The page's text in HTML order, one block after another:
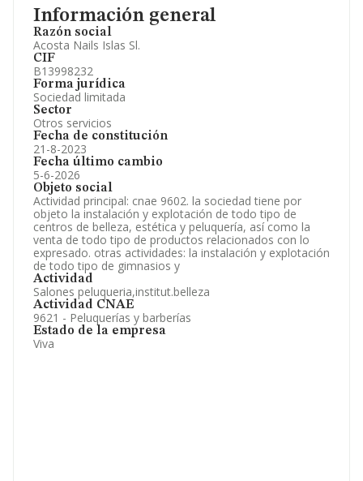
Información general
Razón social
Acosta Nails Islas Sl.
CIF
B13998232
Forma jurídica
Sociedad limitada
Sector
Otros servicios
Fecha de constitución
21-8-2023
Fecha último cambio
5-6-2026
Objeto social
Actividad principal: cnae 9602. la sociedad tiene por
objeto la instalación y explotación de todo tipo de
centros de belleza, estética y peluquería, así como la
venta de todo tipo de productos relacionados con lo
expresado. otras actividades: la instalación y explotación
de todo tipo de gimnasios y
Actividad
Salones peluqueria,institut.belleza
Actividad CNAE
9621 - Peluquerías y barberías
Estado de la empresa
Viva
Información oficial y registral complementaria.